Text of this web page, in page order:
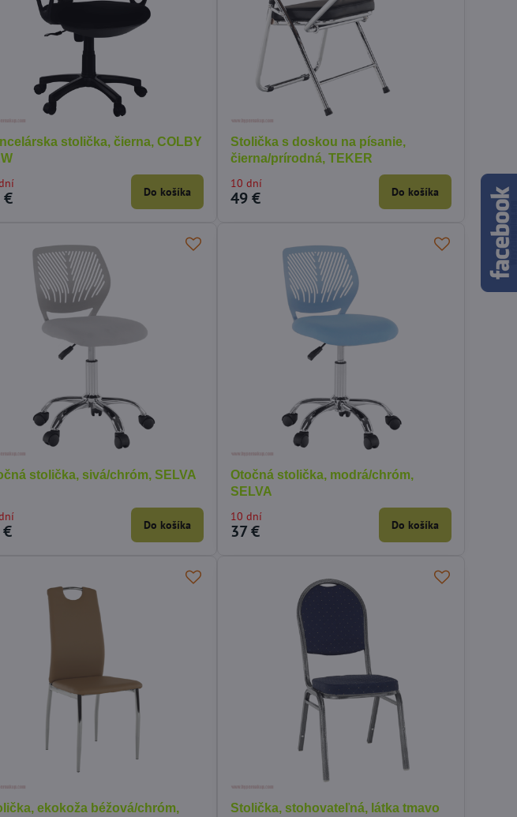
stolička, čierna, COLBY
€ Do košíka
Stolička s doskou na písanie,
čierna/prírodná, TEKER
10 dní
49 € Do košíka
stolička, sivá/chróm, SELVA
€ Do košíka
Otočná stolička, modrá/chróm,
SELVA
10 dní
37 € Do košíka
ekokoža béžová/chróm,
Stolička, stohovateľná, látka tmavo